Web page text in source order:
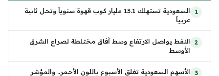
السعودية تستهلك 13.1 مليار كوب قهوة سنوياً وتحل ثانية
عربياً
النفط يواصل الارتفاع وسط آفاق مختلطة لصراع الشرق
الأوسط
الأسهم السعودية تغلق الأسبوع باللون الأحمر.. والمؤشر